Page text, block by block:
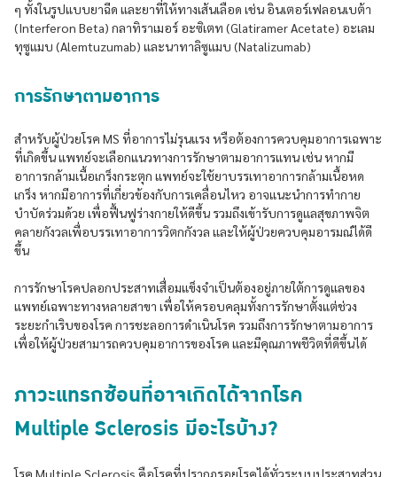
ๆ ทั้งในรูปแบบยาฉีด และยาที่ให้ทางเส้นเลือด เช่น อินเตอร์เฟลอนเบต้า
(Interferon Beta) กลาทิราเมอร์ อะซิเตท (Glatiramer Acetate) อะเลม
ทุซูแมบ (Alemtuzumab) และนาทาลิซูแมบ (Natalizumab)
การรักษาตามอาการ
สำหรับผู้ป่วยโรค MS ที่อาการไม่รุนแรง หรือต้องการควบคุมอาการเฉพาะ
ที่เกิดขึ้น แพทย์จะเลือกแนวทางการรักษาตามอาการแทน เช่น หากมี
อาการกล้ามเนื้อเกร็งกระตุก แพทย์จะใช้ยาบรรเทาอาการกล้ามเนื้อหด
เกร็ง หากมีอาการที่เกี่ยวข้องกับการเคลื่อนไหว อาจแนะนำการทำกาย
บำบัดร่วมด้วย เพื่อฟื้นฟูร่างกายให้ดีขึ้น รวมถึงเข้ารับการดูแลสุขภาพจิต
คลายกังวลเพื่อบรรเทาอาการวิตกกังวล และให้ผู้ป่วยควบคุมอารมณ์ได้ดี
ขึ้น
การรักษาโรคปลอกประสาทเสื่อมแข็งจำเป็นต้องอยู่ภายใต้การดูแลของ
แพทย์เฉพาะทางหลายสาขา เพื่อให้ครอบคลุมทั้งการรักษาตั้งแต่ช่วง
ระยะกำเริบของโรค การชะลอการดำเนินโรค รวมถึงการรักษาตามอาการ
เพื่อให้ผู้ป่วยสามารถควบคุมอาการของโรค และมีคุณภาพชีวิตที่ดีขึ้นได้
ภาวะแทรกซ้อนที่อาจเกิดได้จากโรค
Multiple Sclerosis มีอะไรบ้าง?
โรค Multiple Sclerosis คือโรคที่ปรากฏรอยโรคได้ทั่วระบบประสาทส่วน